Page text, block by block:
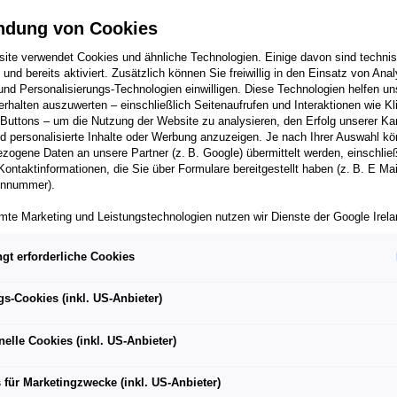
zum zweiten Mal Presenting Sponsor der MQ VIENNA
exklusiv vom Wiener Designer Gabriel Baradee (Shakkei)
feiert zusammen mit dem SUPERB am 27. September
in Österreich
von Cookies
verwendet Cookies und ähnliche Technologien. Einige davon sind
und bereits aktiviert. Zusätzlich können Sie freiwillig in den Einsatz von
Personalisierungs-Technologien einwilligen. Diese Technologien helfen
auszuwerten – einschließlich Seitenaufrufen und Interaktionen wie
Buttons – um die Nutzung der Website zu analysieren, den Erfolg unserer
personalisierte Inhalte oder Werbung anzuzeigen. Je nach Ihrer Auswahl
Daten an unsere Partner (z. B. Google) übermittelt werden,
die Sie über Formulare bereitgestellt haben (z. B. E
Marketing und Leistungstechnologien nutzen wir Dienste der Google
können nicht ausgeschlossen werden. Die Übermittlung
einen personalisierten Link auf unsere Website gelangen und Marketing
von dem Ihnen zugeordneten Händler bzw. im Falle eines Porsche
der jeweiligen Kampagne.
erforderliche Cookies
Cookies (inkl. US-Anbieter)
Cookies (inkl. US-Anbieter)
für Marketingzwecke (inkl. US-Anbieter)